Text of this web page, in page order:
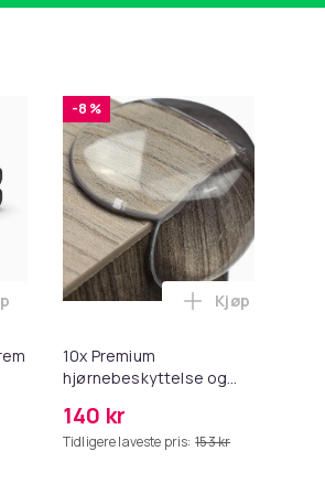
iPad i handlekurven
i handlekurven
Løkke for 22 mm klokkerem i 10-
-8 %
10x Premium
hjørnebeskyttelse og
140 kr
Tidligere laveste pris: 153 kr
Legg 10x
Kjøp